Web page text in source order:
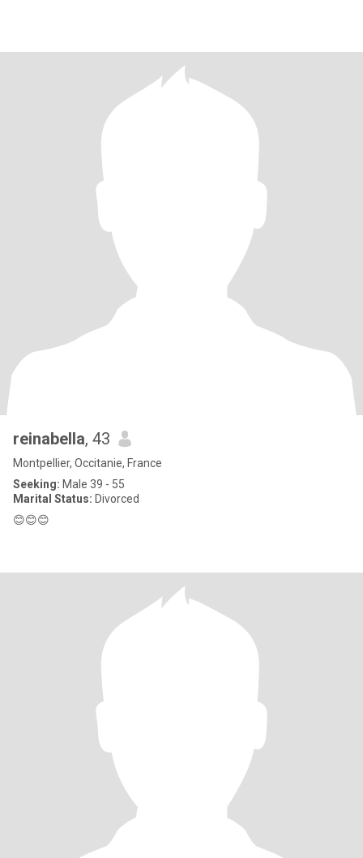
reinabella, 43
Montpellier, Occitanie, France
Seeking: Male 39 - 55
Marital Status: Divorced
😊😊😊